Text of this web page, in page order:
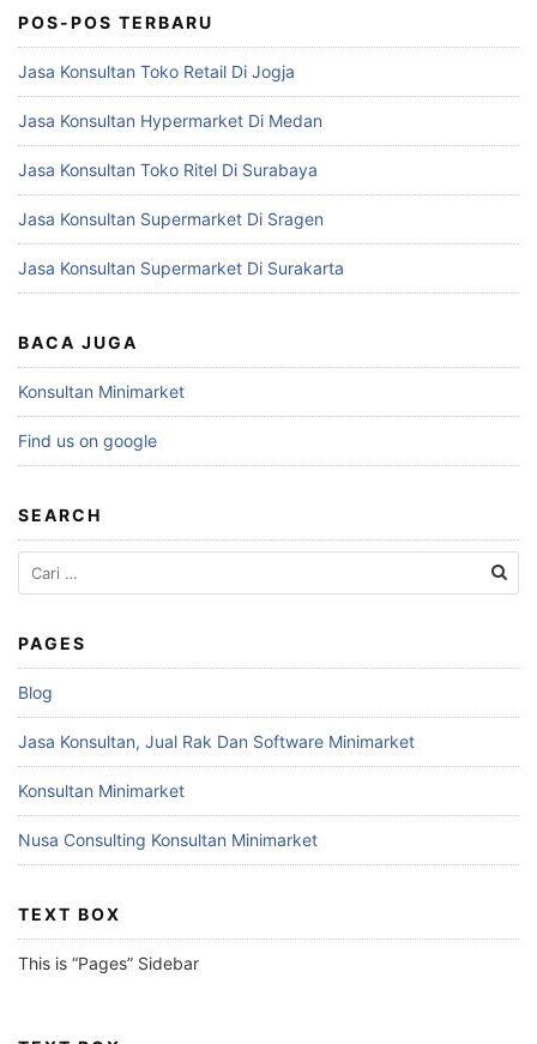
POS-POS TERBARU
Jasa Konsultan Toko Retail Di Jogja
Jasa Konsultan Hypermarket Di Medan
Jasa Konsultan Toko Ritel Di Surabaya
Jasa Konsultan Supermarket Di Sragen
Jasa Konsultan Supermarket Di Surakarta
BACA JUGA
Konsultan Minimarket
Find us on google
SEARCH
Cari
untuk:
PAGES
Blog
Jasa Konsultan, Jual Rak Dan Software Minimarket
Konsultan Minimarket
Nusa Consulting Konsultan Minimarket
TEXT BOX
This is “Pages” Sidebar